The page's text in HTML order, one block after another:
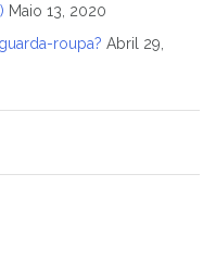
Maio 13, 2020
roupa? Abril 29,